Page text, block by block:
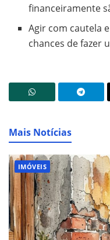
financeiramente
Agir com cautela
chances de fazer
Mais Notícias
IMÓVEIS